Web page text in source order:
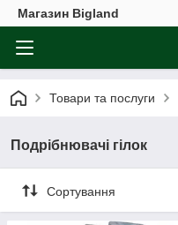
Магазин Bigland
Товари та послуги
Подрібнювачі гілок
Сортування